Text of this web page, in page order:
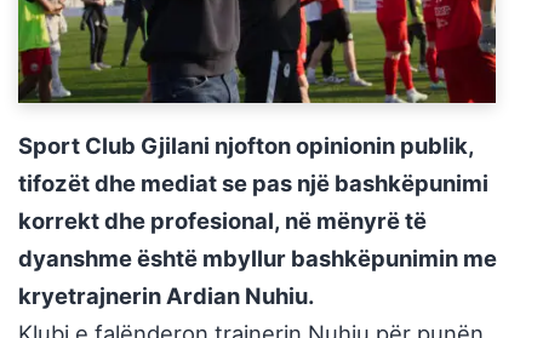
Sport Club Gjilani njofton opinionin publik,
tifozët dhe mediat se pas një bashkëpunimi
korrekt dhe profesional, në mënyrë të
dyanshme është mbyllur bashkëpunimin me
kryetrajnerin Ardian Nuhiu.